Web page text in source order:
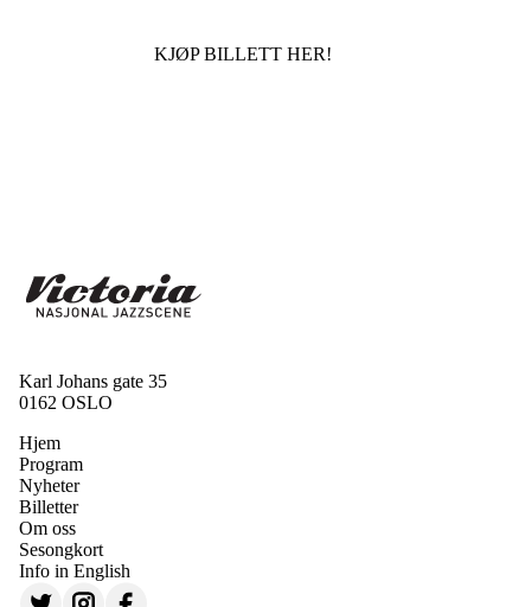
KJØP BILLETT HER!
Karl Johans gate 35
0162 OSLO
Hjem
Program
Nyheter
Billetter
Om oss
Sesongkort
Info in English